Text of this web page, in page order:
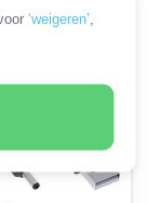
‘weigeren’
MEEST VERKOCHT